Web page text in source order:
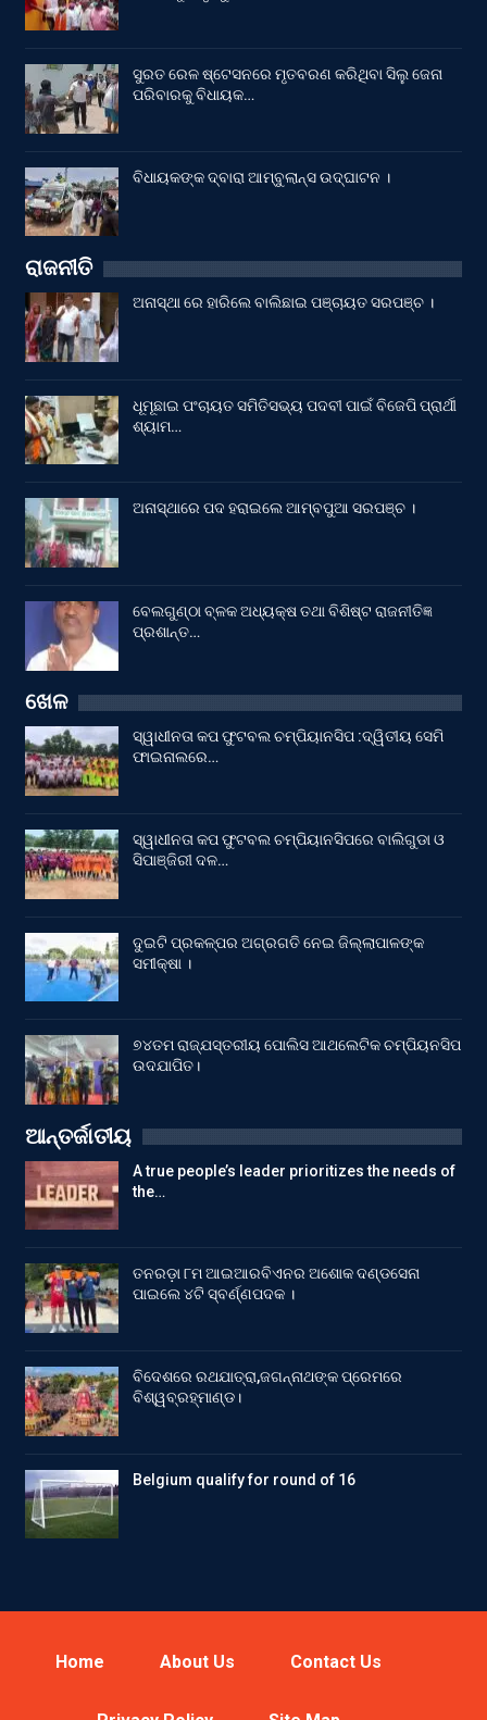
ସୁରତ ରେଳ ଷ୍ଟେସନରେ ମୃତବରଣ କରିଥିବା ସିଲୁ ଜେନା
ପରିବାରକୁ ବିଧାୟକ…
ବିଧାୟକଙ୍କ ଦ୍ବାରା ଆମ୍ବୁଲାନ୍ସ ଉଦ୍‌ଘାଟନ ।
ରାଜନୀତି
ଅନାସ୍ଥା ରେ ହାରିଲେ ବାଲିଛାଇ ପଞ୍ଚାୟତ ସରପଞ୍ଚ ।
ଧୂମୂଛାଇ ପଂଚାୟତ ସମିତିସଭ୍ୟ ପଦବୀ ପାଇଁ ବିଜେପି ପ୍ରାର୍ଥୀ
ଶ୍ୟାମ…
ଅନାସ୍ଥାରେ ପଦ ହରାଇଲେ ଆମ୍ବପୁଆ ସରପଞ୍ଚ ।
ବେଲଗୁଣ୍ଠା ବ୍ଳକ ଅଧ୍ୟକ୍ଷ ତଥା ବିଶିଷ୍ଟ ରାଜନୀତିଜ୍ଞ
ପ୍ରଶାନ୍ତ…
ଖେଳ
ସ୍ୱାଧୀନତା କପ ଫୁଟବଲ ଚମ୍ପିୟାନସିପ :ଦ୍ୱିତୀୟ ସେମି
ଫାଇନାଲରେ…
ସ୍ୱାଧୀନତା କପ ଫୁଟବଲ ଚମ୍ପିୟାନସିପରେ ବାଲିଗୁଡା ଓ
ସିପାଞ୍ଜିରୀ ଦଳ…
ଦୁଇଟି ପ୍ରକଳ୍ପର ଅଗ୍ରଗତି ନେଇ ଜିଲ୍ଲାପାଳଙ୍କ
ସମୀକ୍ଷା ।
୭୪ତମ ରାଜ୍ଯସ୍ତରୀୟ ପୋଲିସ ଆଥଲେଟିକ ଚମ୍ପିୟନସିପ
ଉଦଯାପିତ।
ଆନ୍ତର୍ଜାତୀୟ
A true people’s leader prioritizes the needs of
the…
ତନରଡ଼ା ୮ମ ଆଇଆରବିଏନର ଅଶୋକ ଦଣ୍ଡସେନା
ପାଇଲେ ୪ଟି ସ୍ବର୍ଣ୍ଣପଦକ ।
ବିଦେଶରେ ରଥଯାତ୍ରା,ଜଗନ୍ନାଥଙ୍କ ପ୍ରେମରେ
ବିଶ୍ୱବ୍ରହ୍ମାଣ୍ଡ।
Belgium qualify for round of 16
Home About Us Contact Us